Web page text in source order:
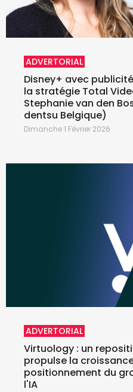
ADVERTORIAL
Disney+ avec
la stratégie Total
Stephanie van den
dentsu Belgique)
Dimanche 1 Février 2026
ADVERTORIAL
Virtuology : un
propulse la
positionnement du
l'IA